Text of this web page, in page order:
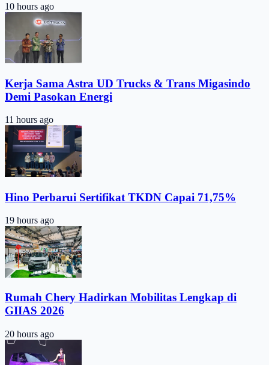
10 hours ago
Kerja Sama Astra UD Trucks & Trans Migasindo
Demi Pasokan Energi
11 hours ago
Hino Perbarui Sertifikat TKDN Capai 71,75%
19 hours ago
Rumah Chery Hadirkan Mobilitas Lengkap di
GIIAS 2026
20 hours ago